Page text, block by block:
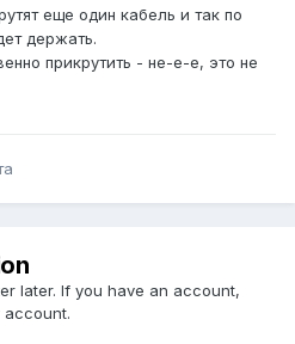
еще один кабель и так по
держать.
прикрутить - не-е-е, это не
later. If you have an account,